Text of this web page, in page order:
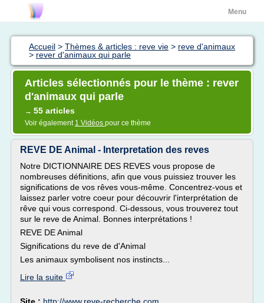
Menu
Accueil > Thèmes & articles : reve vie > reve d'animaux
> rever d'animaux qui parle
Articles sélectionnés pour le thème : rever
d'animaux qui parle
→ 55 articles
Voir également 1 Vidéos pour ce thème
REVE DE Animal - Interpretation des reves
Notre DICTIONNAIRE DES REVES vous propose de
nombreuses définitions, afin que vous puissiez trouver les
significations de vos rêves vous-même. Concentrez-vous et
laissez parler votre coeur pour découvrir l'interprétation de
rêve qui vous correspond. Ci-dessous, vous trouverez tout
sur le reve de Animal. Bonnes interprétations !
REVE DE Animal
Significations du reve de d'Animal
Les animaux symbolisent nos instincts...
Lire la suite